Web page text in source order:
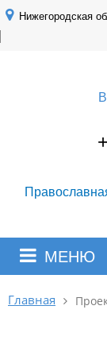
Нижегородская
МЕНЮ
Главная